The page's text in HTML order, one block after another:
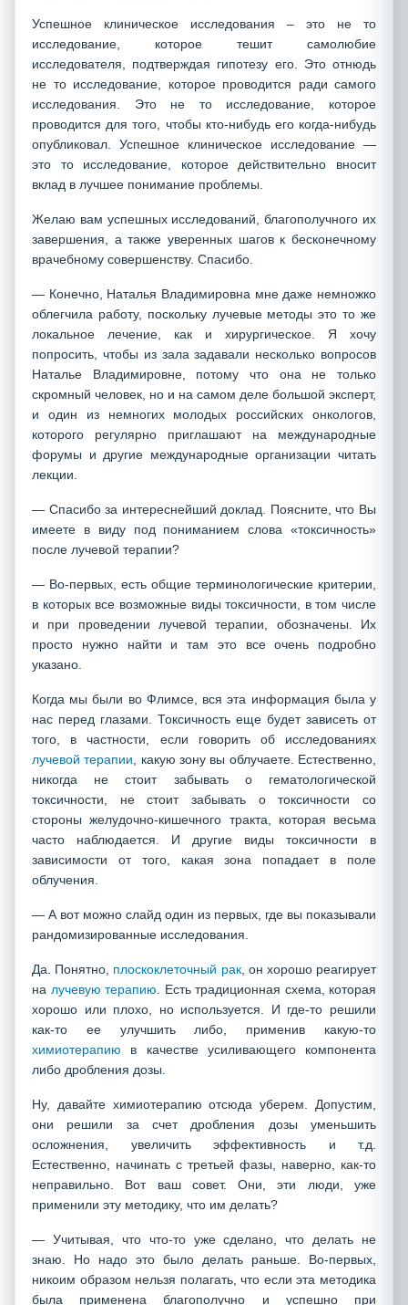
Успешное клиническое исследования – это не то
исследование, которое тешит самолюбие
исследователя, подтверждая гипотезу его. Это отнюдь
не то исследование, которое проводится ради самого
исследования. Это не то исследование, которое
проводится для того, чтобы кто-нибудь его когда-нибудь
опубликовал. Успешное клиническое исследование —
это то исследование, которое действительно вносит
вклад в лучшее понимание проблемы.
Желаю вам успешных исследований, благополучного их
завершения, а также уверенных шагов к бесконечному
врачебному совершенству. Спасибо.
— Конечно, Наталья Владимировна мне даже немножко
облегчила работу, поскольку лучевые методы это то же
локальное лечение, как и хирургическое. Я хочу
попросить, чтобы из зала задавали несколько вопросов
Наталье Владимировне, потому что она не только
скромный человек, но и на самом деле большой эксперт,
и один из немногих молодых российских онкологов,
которого регулярно приглашают на международные
форумы и другие международные организации читать
лекции.
— Спасибо за интереснейший доклад. Поясните, что Вы
имеете в виду под пониманием слова «токсичность»
после лучевой терапии?
— Во-первых, есть общие терминологические критерии,
в которых все возможные виды токсичности, в том числе
и при проведении лучевой терапии, обозначены. Их
просто нужно найти и там это все очень подробно
указано.
Когда мы были во Флимсе, вся эта информация была у
нас перед глазами. Токсичность еще будет зависеть от
того, в частности, если говорить об исследованиях
лучевой терапии , какую зону вы облучаете. Естественно,
никогда не стоит забывать о гематологической
токсичности, не стоит забывать о токсичности со
стороны желудочно-кишечного тракта, которая весьма
часто наблюдается. И другие виды токсичности в
зависимости от того, какая зона попадает в поле
облучения.
— А вот можно слайд один из первых, где вы показывали
рандомизированные исследования.
Да. Понятно, плоскоклеточный рак, он хорошо реагирует
на лучевую терапию . Есть традиционная схема, которая
хорошо или плохо, но используется. И где-то решили
как-то ее улучшить либо, применив какую-то
химиотерапию в качестве усиливающего компонента
либо дробления дозы.
Ну, давайте химиотерапию отсюда уберем. Допустим,
они решили за счет дробления дозы уменьшить
осложнения, увеличить эффективность и т.д.
Естественно, начинать с третьей фазы, наверно, как-то
неправильно. Вот ваш совет. Они, эти люди, уже
применили эту методику, что им делать?
— Учитывая, что что-то уже сделано, что делать не
знаю. Но надо это было делать раньше. Во-первых,
никоим образом нельзя полагать, что если эта методика
была применена благополучно и успешно при